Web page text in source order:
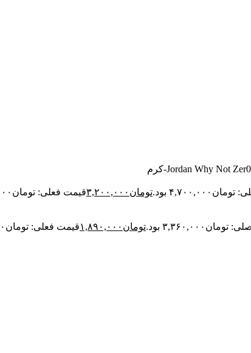
بود. تومان ۳,۲۰۰,۰۰۰قیمت فعلی: تومان۳,۲۰۰,۰۰۰.
بود. تومان ۱,۸۹۰,۰۰۰قیمت فعلی: تومان۱,۸۹۰,۰۰۰.